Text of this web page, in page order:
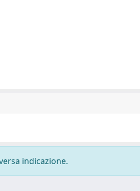
indicazione.